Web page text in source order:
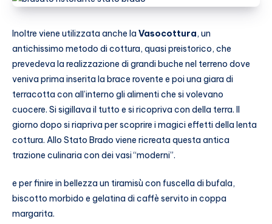
Inoltre viene utilizzata anche la Vasocottura, un
antichissimo metodo di cottura, quasi preistorico, che
prevedeva la realizzazione di grandi buche nel terreno dove
veniva prima inserita la brace rovente e poi una giara di
terracotta con all’interno gli alimenti che si volevano
cuocere. Si sigillava il tutto e si ricopriva con della terra. Il
giorno dopo si riapriva per scoprire i magici effetti della lenta
cottura. Allo Stato Brado viene ricreata questa antica
trazione culinaria con dei vasi “moderni”.
e per finire in bellezza un tiramisù con fuscella di bufala,
biscotto morbido e gelatina di caffè servito in coppa
margarita.